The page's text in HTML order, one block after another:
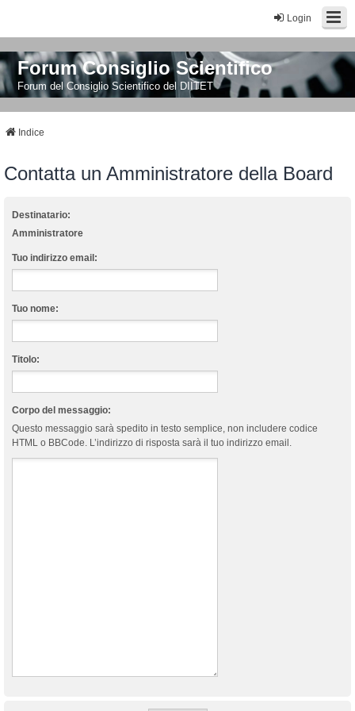
Login
Forum Consiglio Scientifico
Forum del Consiglio Scientifico del DIITET
Indice
Contatta un Amministratore della Board
Destinatario:
Amministratore
Tuo indirizzo email:
Tuo nome:
Titolo:
Corpo del messaggio:
Questo messaggio sarà spedito in testo semplice, non includere codice
HTML o BBCode. L’indirizzo di risposta sarà il tuo indirizzo email.